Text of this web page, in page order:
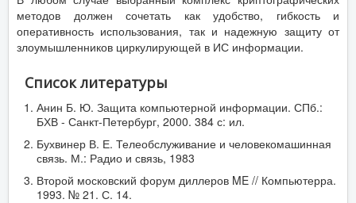
методов должен сочетать как удобство, гибкость и
оперативность использования, так и надежную защиту от
злоумышленников циркулирующей в ИС информации.
Список литературы
Анин Б. Ю. Защита компьютерной информации. СПб.:
БХВ - Санкт-Петербург, 2000. 384 с: ил.
Бухвинер В. Е. Телеобслуживание и человекомашинная
связь. М.: Радио и связь, 1983
Второй московский форум диллеров ME // Компьютерра.
1993. № 21. С. 14.